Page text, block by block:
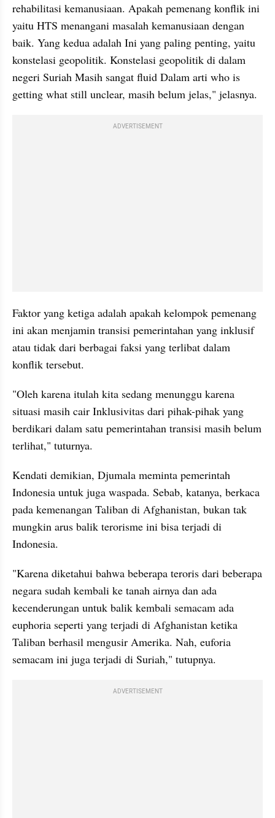
rehabilitasi kemanusiaan. Apakah pemenang konflik ini
yaitu HTS menangani masalah kemanusiaan dengan
baik. Yang kedua adalah Ini yang paling penting, yaitu
konstelasi geopolitik. Konstelasi geopolitik di dalam
negeri Suriah Masih sangat fluid Dalam arti who is
getting what still unclear, masih belum jelas," jelasnya.
ADVERTISEMENT
Faktor yang ketiga adalah apakah kelompok pemenang
ini akan menjamin transisi pemerintahan yang inklusif
atau tidak dari berbagai faksi yang terlibat dalam
konflik tersebut.
"Oleh karena itulah kita sedang menunggu karena
situasi masih cair Inklusivitas dari pihak-pihak yang
berdikari dalam satu pemerintahan transisi masih belum
terlihat," tuturnya.
Kendati demikian, Djumala meminta pemerintah
Indonesia untuk juga waspada. Sebab, katanya, berkaca
pada kemenangan Taliban di Afghanistan, bukan tak
mungkin arus balik terorisme ini bisa terjadi di
Indonesia.
"Karena diketahui bahwa beberapa teroris dari beberapa
negara sudah kembali ke tanah airnya dan ada
kecenderungan untuk balik kembali semacam ada
euphoria seperti yang terjadi di Afghanistan ketika
Taliban berhasil mengusir Amerika. Nah, euforia
semacam ini juga terjadi di Suriah," tutupnya.
ADVERTISEMENT